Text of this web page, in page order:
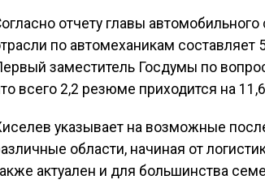
отчету главы
по автомеханикам
заместитель Госдумы по
всего 2,2 резюме приходится на
указывает на возможные
области, начиная от
актуален и для большинства